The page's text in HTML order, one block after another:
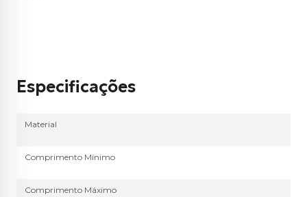
Especificações
Material
Comprimento Mínimo
Comprimento Máximo